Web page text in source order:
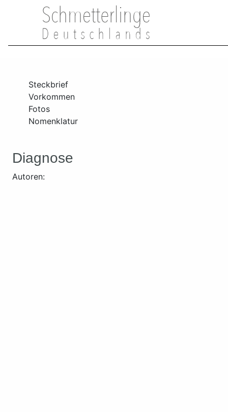
Steckbrief
Vorkommen
Fotos
Nomenklatur
Diagnose
Autoren: